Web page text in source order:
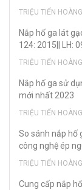
TRIỆU TIẾN
Nắp hố ga lát
124: 2015|| LH:
TRIỆU TIẾN
Nắp hố ga sử
mới nhất 2023
TRIỆU TIẾN
So sánh nắp hố
công nghệ ép
TRIỆU TIẾN
Cung cấp nắp